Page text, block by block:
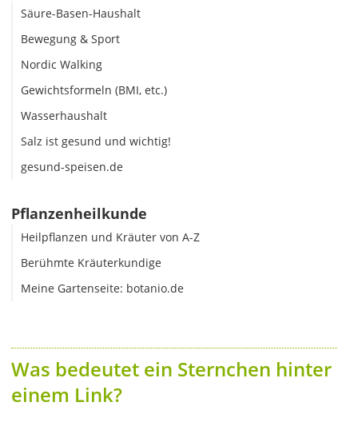
Säure-Basen-Haushalt
Bewegung & Sport
Nordic Walking
Gewichtsformeln (BMI, etc.)
Wasserhaushalt
Salz ist gesund und wichtig!
gesund-speisen.de
Pflanzenheilkunde
Heilpflanzen und Kräuter von A-Z
Berühmte Kräuterkundige
Meine Gartenseite: botanio.de
Was bedeutet ein Sternchen hinter
einem Link?